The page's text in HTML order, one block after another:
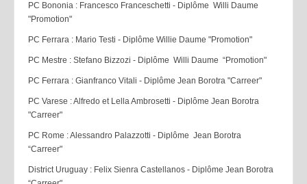
PC Bononia : Francesco Franceschetti - Diplôme Willi Daume
"Promotion"
PC Ferrara : Mario Testi - Diplôme Willie Daume "Promotion"
PC Mestre : Stefano Bizzozi - Diplôme Willi Daume “Promotion"
PC Ferrara : Gianfranco Vitali - Diplôme Jean Borotra "Carreer"
PC Varese : Alfredo et Lella Ambrosetti - Diplôme Jean Borotra
"Carreer"
PC Rome : Alessandro Palazzotti - Diplôme Jean Borotra
“Carreer"
District Uruguay : Felix Sienra Castellanos - Diplôme Jean Borotra